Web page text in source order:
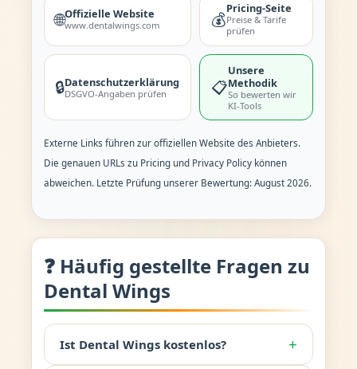
🌐Offizielle Website
www.dentalwings.com 💰
Pricing-Seite
Preise & Tarife
prüfen
🔒Datenschutzerklärung
DSGVO-Angaben prüfen 📋
Unsere
Methodik
So bewerten wir
KI-Tools
Externe Links führen zur offiziellen Website des Anbieters.
Die genauen URLs zu Pricing und Privacy Policy können
abweichen. Letzte Prüfung unserer Bewertung: August 2026.
❓ Häufig gestellte Fragen zu
Dental Wings
Ist Dental Wings kostenlos? +